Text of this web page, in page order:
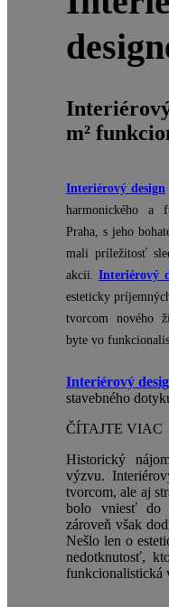
m²
Interiérový design
harmonického a
Praha, s jeho
mali príležitosť
akcii.Interiérový
esteticky
tvorcom nového
byte vo
Interiérový
stavebného
ČÍTAJTE VIAC
Historický
výzvu.
tvorcom, ale aj
bolo vniesť do
zároveň však
Nešlo len o
nedotknutosť,
funkcionalistická